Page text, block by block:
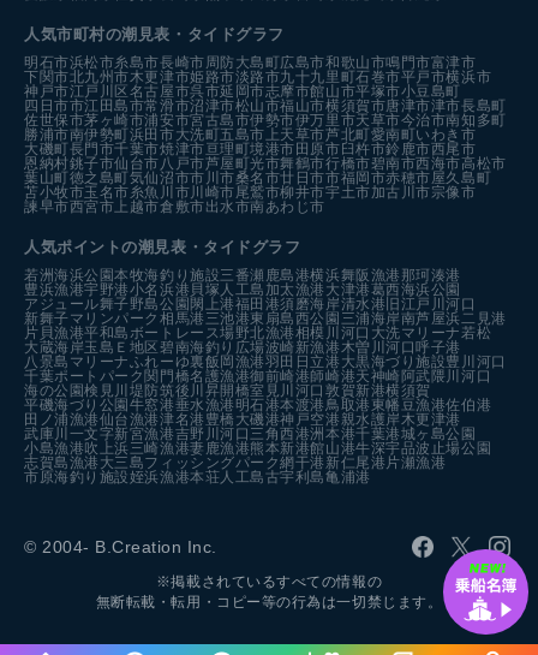
人気市町村の潮見表・タイドグラフ
明石市浜松市糸島市長崎市周防大島町広島市和歌山市鳴門市富津市
下関市北九州市木更津市姫路市淡路市九十九里町石巻市平戸市横浜市
神戸市江戸川区 名古屋市呉市延岡市志摩市館山市平塚市小豆島町
四日市市江田島市常滑市沼津市松山市福山市横須賀市唐津市津市長島町
佐世保市茅ヶ崎市浦安市宮古島市伊勢市伊万里市天草市今治市南知多町
勝浦市南伊勢町浜田市大洗町五島市 上天草市芦北町愛南町いわき市
大磯町長門市千葉市焼津市亘理町境港市 田原市 臼杵市鈴鹿市西尾市
恩納村銚子市仙台市八戸市芦屋町光市舞鶴市行橋市碧南市西海市高松市
葉山町徳之島町気仙沼市市川市桑名市廿日市市福岡市赤穂市屋久島町
苫小牧市玉名市糸魚川市川崎市尾鷲市柳井市宇土市加古川市宗像市
諫早市西宮市 上越市倉敷市出水市南あわじ市
人気ポイントの潮見表・タイドグラフ
若洲海浜公園本牧海釣り施設三番瀬 鹿島港横浜舞阪漁港 那珂湊港
豊浜漁港宇野港小名浜港 貝塚人工島 加太漁港 大津港葛西海浜公園
アジュール舞子野島公園 閖上港福田港須磨海岸清水港 旧江戸川河口
新舞子マリンパーク 相馬港 三池港東扇島西公園 三浦海岸南芦屋浜二見港
片貝漁港平和島ボートレース場野北漁港相模川河口 大洗マリーナ若松
大蔵海岸玉島Ｅ地区 碧南海釣り広場波崎新漁港木曽川河口 呼子港
八景島マリーナふれーゆ裏飯岡漁港羽田 日立港 大黒海づり施設豊川河口
千葉ポートパーク 関門橋名護漁港御前崎港師崎港天神崎 阿武隈川河口
海の公園検見川堤防筑後川昇開橋室見川河口敦賀新港横須賀
平磯海づり公園 牛窓港垂水漁港 明石港本渡港鳥取港 東幡豆漁港佐伯港
田ノ浦漁港仙台漁港津名港 豊橋 大磯港神戸空港親水護岸木更津港
武庫川一文字新宮漁港吉野川河口 三角西港洲本港千葉港城ヶ島公園
小島漁港吹上浜三崎漁港妻鹿漁港熊本新港館山港牛深宇品波止場公園
志賀島漁港 大三島フィッシングパーク網干港 新仁尾港 片瀬漁港
市原海釣り施設姪浜漁港本荘人工島古宇利島亀浦港
© 2004- B.Creation Inc.
※掲載されているすべての情報の
無断転載・転用・コピー等の行為は一切禁じます。